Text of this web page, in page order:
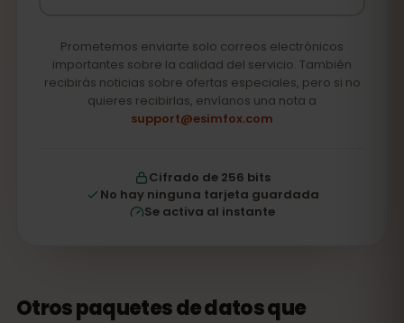
Prometemos enviarte solo correos electrónicos
importantes sobre la calidad del servicio. También
recibirás noticias sobre ofertas especiales, pero si no
quieres recibirlas, envíanos una nota a
support@esimfox.com
Cifrado de 256 bits
No hay ninguna tarjeta guardada
Se activa al instante
Otros paquetes de datos que